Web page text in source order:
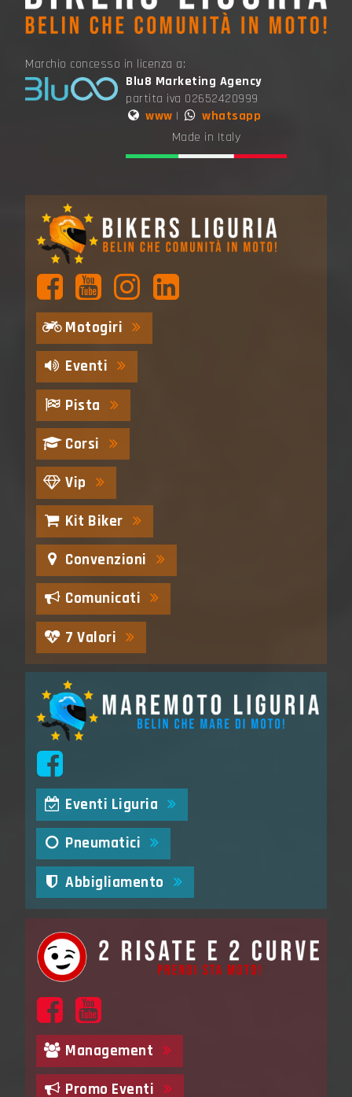
Marchio concesso in licenza a:
Blu8 Marketing Agency
partita iva 02652420999
www |
whatsapp
Made in Italy
Motogiri
Eventi
Pista
Corsi
Vip
Kit Biker
Convenzioni
Comunicati
7 Valori
Eventi Liguria
Pneumatici
Abbigliamento
Management
Promo Eventi